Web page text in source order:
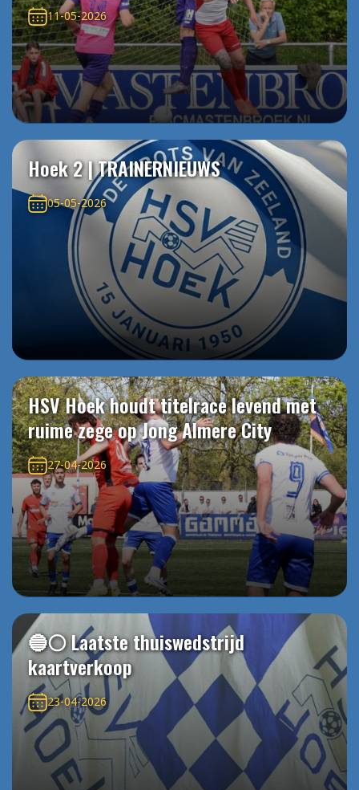
11-05-2026
Hoek 2 | TRAINERNIEUWS
05-05-2026
HSV Hoek houdt titelrace levend met
ruime zege op Jong Almere City
27-04-2026
🔵⚪️ Laatste thuiswedstrijd
kaartverkoop
23-04-2026